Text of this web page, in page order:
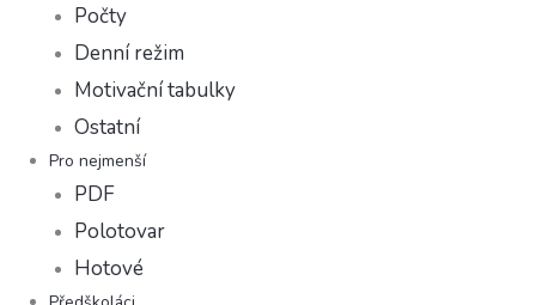
Počty
Denní režim
Motivační tabulky
Ostatní
Pro nejmenší
PDF
Polotovar
Hotové